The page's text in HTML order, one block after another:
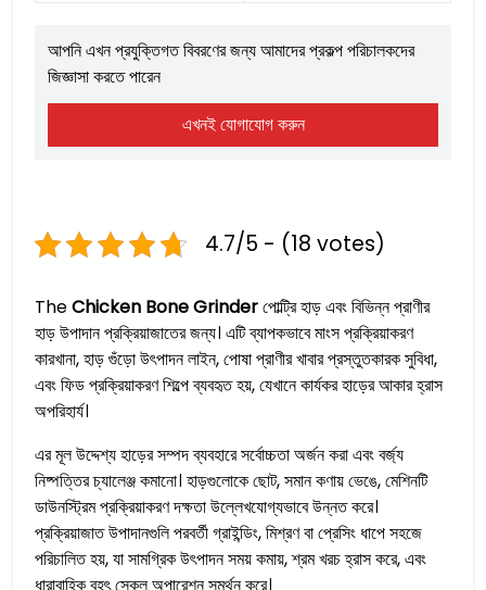
আপনি এখন প্রযুক্তিগত বিবরণের জন্য আমাদের প্রকল্প পরিচালকদের
জিজ্ঞাসা করতে পারেন
এখনই যোগাযোগ করুন
4.7/5 - (18 votes)
TheChicken Bone Grinderপোল্ট্রি হাড় এবং বিভিন্ন প্রাণীর
হাড় উপাদান প্রক্রিয়াজাতের জন্য। এটি ব্যাপকভাবে মাংস প্রক্রিয়াকরণ
কারখানা, হাড় গুঁড়ো উৎপাদন লাইন, পোষা প্রাণীর খাবার প্রস্তুতকারক সুবিধা,
এবং ফিড প্রক্রিয়াকরণ শিল্পে ব্যবহৃত হয়, যেখানে কার্যকর হাড়ের আকার হ্রাস
অপরিহার্য।
এর মূল উদ্দেশ্য হাড়ের সম্পদ ব্যবহারে সর্বোচ্চতা অর্জন করা এবং বর্জ্য
নিষ্পত্তির চ্যালেঞ্জ কমানো। হাড়গুলোকে ছোট, সমান কণায় ভেঙে, মেশিনটি
ডাউনস্ট্রিম প্রক্রিয়াকরণ দক্ষতা উল্লেখযোগ্যভাবে উন্নত করে।
প্রক্রিয়াজাত উপাদানগুলি পরবর্তী গ্রাইন্ডিং, মিশ্রণ বা প্রেসিং ধাপে সহজে
পরিচালিত হয়, যা সামগ্রিক উৎপাদন সময় কমায়, শ্রম খরচ হ্রাস করে, এবং